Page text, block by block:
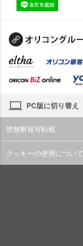
PC版に切り替え
禁無断複写転載
クッキーの使用について